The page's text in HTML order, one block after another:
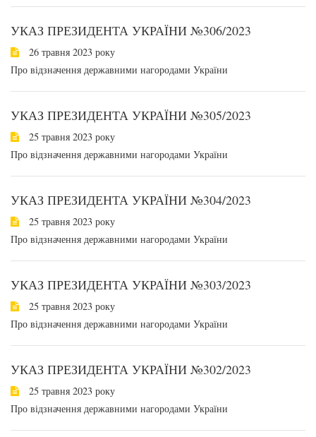
УКАЗ ПРЕЗИДЕНТА УКРАЇНИ №306/2023
26 травня 2023 року
Про відзначення державними нагородами України
УКАЗ ПРЕЗИДЕНТА УКРАЇНИ №305/2023
25 травня 2023 року
Про відзначення державними нагородами України
УКАЗ ПРЕЗИДЕНТА УКРАЇНИ №304/2023
25 травня 2023 року
Про відзначення державними нагородами України
УКАЗ ПРЕЗИДЕНТА УКРАЇНИ №303/2023
25 травня 2023 року
Про відзначення державними нагородами України
УКАЗ ПРЕЗИДЕНТА УКРАЇНИ №302/2023
25 травня 2023 року
Про відзначення державними нагородами України